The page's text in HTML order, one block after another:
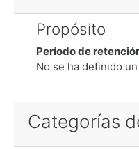
Propósito
Período de
No se ha definido
Categorías